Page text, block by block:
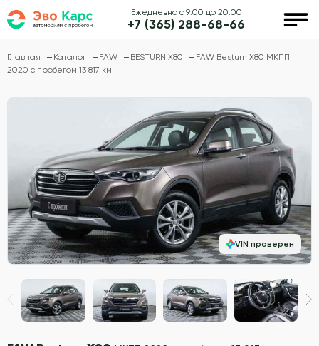
Ежедневно с 9:00 до 20:00
+7 (365) 288-68-66
Главная Каталог FAW BESTURN X80
FAW Besturn X80 МКПП
2020 с пробегом 13 817 км
VIN проверен